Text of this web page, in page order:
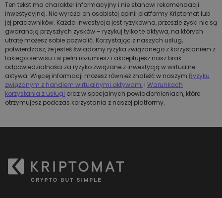
Ten tekst ma charakter informacyjny i nie stanowi rekomendacji
inwestycyjnej. Nie wyraża on osobistej opinii platformy Kriptomat lub
jej pracowników. Każda inwestycja jest ryzykowna, przeszłe zyski nie są
gwarancją przyszłych zysków – ryzykuj tylko te aktywa, na których
utratę możesz sobie pozwolić. Korzystając z naszych usług,
potwierdzasz, że jesteś świadomy ryzyka związanego z korzystaniem z
takiego serwisu i w pełni rozumiesz i akceptujesz nasz brak
odpowiedzialności za ryzyko związane z inwestycją w wirtualne
aktywa. Więcej informacji możesz również znaleźć w naszym Ryzyku
związanym z handlem wirtualnymi aktywami i Warunkach
korzystania z usługi oraz w specjalnych powiadomieniach, które
otrzymujesz podczas korzystania z naszej platformy.